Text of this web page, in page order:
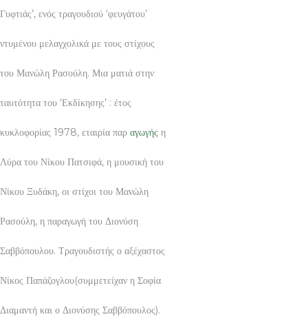
Γυφτιάς’, ενός τραγουδιού ‘φευγάτου’
ντυμένου μελαγχολικά με τους στίχους
του Μανώλη Ρασούλη. Μια ματιά στην
ταυτότητα του ‘Εκδίκησης’ : έτος
κυκλοφορίας 1978, εταιρία παρ αγωγής η
Λύρα του Νίκου Πατσιφά, η μουσική του
Νίκου Ξυδάκη, οι στίχοι του Μανώλη
Ρασούλη, η παραγωγή του Διονύση
Σαββόπουλου. Τραγουδιστής ο αξέχαστος
Νίκος Παπάζογλου(συμμετείχαν η Σοφία
Διαμαντή και ο Διονύσης Σαββόπουλος).